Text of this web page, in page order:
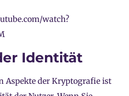
watch?
Identität
Aspekte der Kryptografie ist